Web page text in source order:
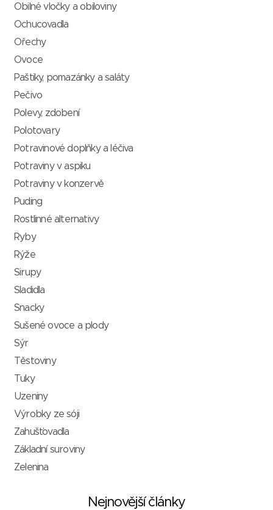
Obilné vločky a obiloviny
Ochucovadla
Ořechy
Ovoce
Paštiky, pomazánky a saláty
Pečivo
Polevy, zdobení
Polotovary
Potravinové doplňky a léčiva
Potraviny v aspiku
Potraviny v konzervě
Puding
Rostlinné alternativy
Ryby
Rýže
Sirupy
Sladidla
Snacky
Sušené ovoce a plody
Sýr
Těstoviny
Tuky
Uzeniny
Výrobky ze sóji
Zahušťovadla
Základní suroviny
Zelenina
Nejnovější články